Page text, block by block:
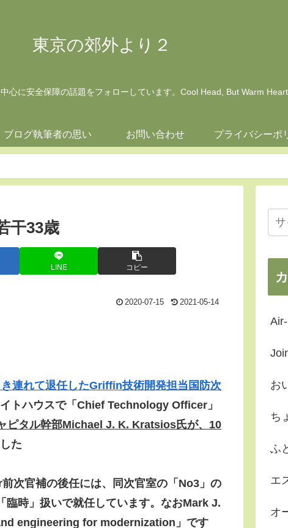
東京の郊外より２
心に安全保障の話題をフォローしています。Cool Head, But Warm
ブログ執筆者の思い お問い合わせ プライバシーポ
干33歳
LINE コピー
2020-07-15 2021-05-14
連れて退任したGriffin技術開発担当国防次
トハウスで「Chief Technology Officer」
ピタル幹部Michael J. K. Kratsios氏が、10
た
次官補の後任には、同次官室の「No3」の
時」扱いで就任しています。なおMark J.
engineering for modernization」です
お
ち
ふ
エ
オ